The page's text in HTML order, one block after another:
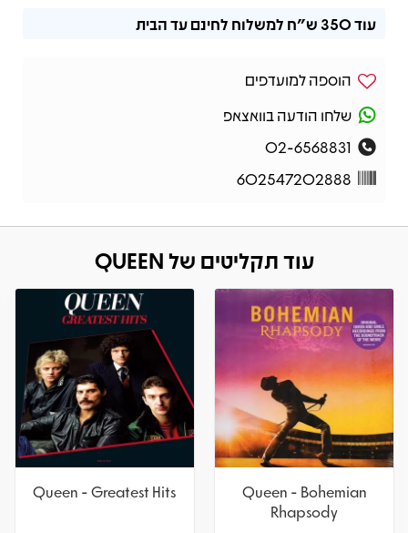
עוד350 ש"ח למשלוח לחינם עד הבית
הוספה למועדפים
שלחו הודעה בוואצאפ
02-6568831
602547202888
עוד תקליטים של QUEEN
Queen - Bohemian
Rhapsody
Queen - Greatest Hits